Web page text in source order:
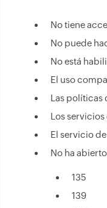
No tiene
No puede
No está
El uso
Las políticas
Los
El servicio
No ha
135
139